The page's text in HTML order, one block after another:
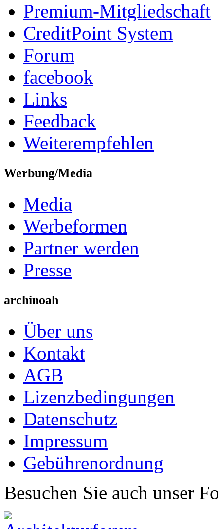
Premium-Mitgliedschaft
CreditPoint System
Forum
facebook
Links
Feedback
Weiterempfehlen
Werbung/Media
Media
Werbeformen
Partner werden
Presse
archinoah
Über uns
Kontakt
AGB
Lizenzbedingungen
Datenschutz
Impressum
Gebührenordnung
Besuchen Sie auch unser